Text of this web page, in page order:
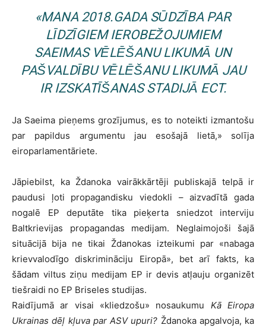
«MANA 2018.GADA SŪDZĪBA PAR
LĪDZĪGIEM IEROBEŽOJUMIEM
SAEIMAS VĒLĒŠANU LIKUMĀ UN
PAŠVALDĪBU VĒLĒŠANU LIKUMĀ JAU
IR IZSKATĪŠANAS STADIJĀ ECT.
Ja Saeima pieņems grozījumus, es to noteikti izmantošu
par papildus argumentu jau esošajā lietā,» solīja
eiroparlamentāriete.
Jāpiebilst, ka Ždanoka vairākkārtēji publiskajā telpā ir
paudusi ļoti propagandisku viedokli – aizvadītā gada
nogalē EP deputāte tika pieķerta sniedzot interviju
Baltkrievijas propagandas medijam. Neglaimojoši šajā
situācijā bija ne tikai Ždanokas izteikumi par «nabaga
krievvalodīgo diskrimināciju Eiropā», bet arī fakts, ka
šādam viltus ziņu medijam EP ir devis atļauju organizēt
tiešraidi no EP Briseles studijas.
Raidījumā ar visai «kliedzošu» nosaukumu Kā Eiropa
Ukrainas dēļ kļuva par ASV upuri? Ždanoka apgalvoja, ka